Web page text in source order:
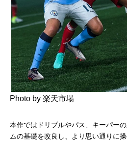
Photo by 楽天市場
本作ではドリブルやパス、キーパー
ムの基礎を改良し、より思い通りに